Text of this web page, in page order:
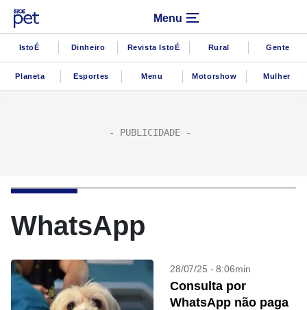
Menu
IstoÉ Dinheiro Revista IstoÉ Rural Gente
Planeta Esportes Menu Motorshow Mulher
WhatsApp
28/07/25 - 8:06min
Consulta por
WhatsApp não paga